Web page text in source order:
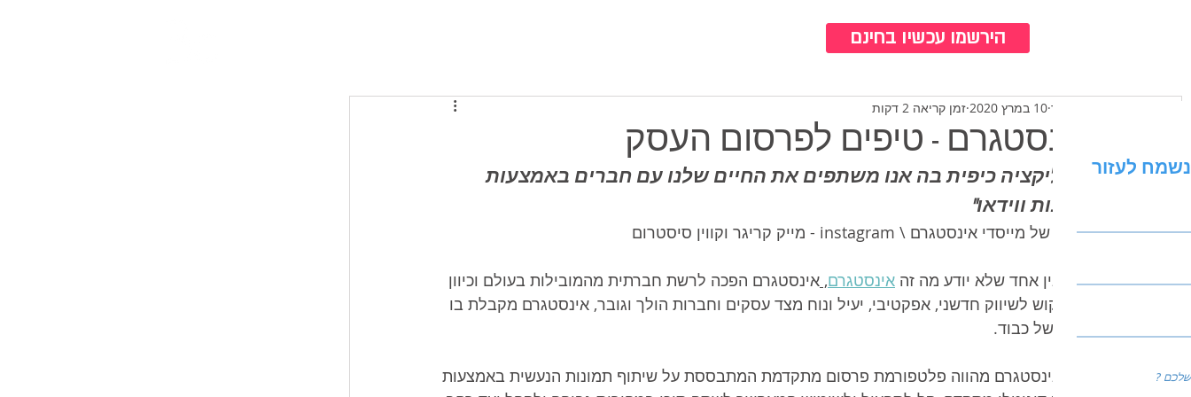
הירשמו עכשיו בחינם
אינסטגרם - טיפים לפרסום העסק
ירדן לרר 10 במרץ 2020 זמן קריאה 2 דקות
"אפליקציה כיפית בה אנו משתפים את החיים שלנו עם חברים באמצעות
תמונות ווידאו"
ציטוט של מייסדי אינסטגרם \ instagram - מייק קריגר וקווין סיסטרום
כיום אין אחד שלא יודע מה זה אינסטגרם, אינסטגרם הפכה לרשת חברתית מהמובילות בעולם וכיוון
שהביקוש לשיווק חדשני, אפקטיבי, יעיל ונוח מצד עסקים וחברות הולך וגובר, אינסטגרם מקבלת בו
מקום של כבוד.
כיום אינסטגרם מהווה פלטפורמת פרסום מתקדמת המתבססת על שיתוף תמונות הנעשית באמצעות
לעזור